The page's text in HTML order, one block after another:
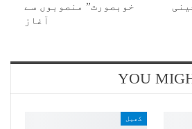
خوبصورت” منصوبوں سے
آغاز
YOU
کھیل